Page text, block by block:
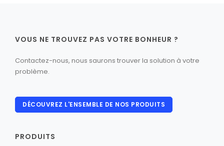
VOUS NE TROUVEZ PAS VOTRE BONHEUR ?
Contactez-nous, nous saurons trouver la solution à votre
problème.
DÉCOUVREZ L'ENSEMBLE DE NOS PRODUITS
PRODUITS